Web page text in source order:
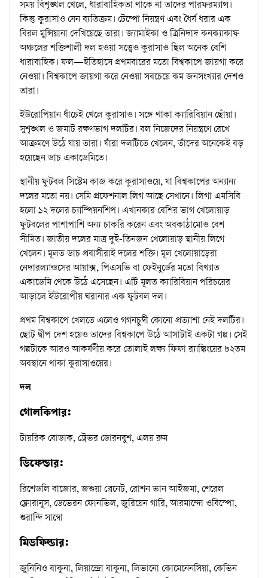
সময় বিশৃঙ্খল খেলে, ধারাবাহিকতা থাকে না তাদের পারফরম্যান্স।
কিন্তু কুরাসাও যেন ব্যতিক্রম। টেম্পো নিয়ন্ত্রণ এবং ধৈর্য ধরার এক
বিরল মুন্সিয়ানা দেখিয়েছে তারা। জ্যামাইকা ও ত্রিনিদাদ কনক্যাকাফ
অঞ্চলের শক্তিশালী দল হওয়া সত্ত্বেও কুরাসাও ছিল অনেক বেশি
ধারাবাহিক। ফল—ইতিহাসে প্রথমবারের মতো বিশ্বকাপে জায়গা করে
নেওয়া। বিশ্বকাপে জায়গা করে নেওয়া সবচেয়ে কম জনসংখ্যার দেশও
তারা।
ইউরোপিয়ান ধাঁচেই খেলে কুরাসাও। সঙ্গে থাকা ক্যারিবিয়ান ছোঁয়া।
সুশৃঙ্খল ও জমাট রক্ষণভাগ দলটির। বল নিজেদের নিয়ন্ত্রণে রেখে
আক্রমণে উঠে যায় তারা। যাঁরা দলটিতে খেলেন, তাঁদের অনেকেই বড়
হয়েছেন ডাচ একাডেমিতে।
স্থানীয় ফুটবল সিস্টেম কাজ করে কুরাসাওয়ে, যা বিশ্বকাপের অন্যান্য
দলের মতো নয়। সেমি প্রফেশনাল লিগ আছে সেখানে। লিগা এমসিবি
হলো ১২ দলের চ্যাম্পিয়নশিপ। এখানকার বেশির ভাগ খেলোয়াড়
ফুটবলের পাশাপাশি অন্য চাকরি করেন এবং অবকাঠামোও বেশ
সীমিত। জাতীয় দলের মাত্র দুই-তিনজন খেলোয়াড় স্থানীয় লিগে
খেলেন। মূলত ডাচ প্রবাসীরাই দলের শক্তি। মূল খেলোয়াড়েরা
নেদারল্যান্ডসের আয়াক্স, পিএসভি বা ফেইনুর্ডের মতো বিখ্যাত
একাডেমি থেকে উঠে এসেছেন। এটি মূলত ক্যারিবিয়ান পরিচয়ের
আড়ালে ইউরোপীয় ঘরানার এক ফুটবল দল।
প্রথম বিশ্বকাপে খেলতে এলেও গগনচুম্বী কোনো প্রত্যাশা নেই দলটির।
ছোট দ্বীপ দেশ হয়েও তাদের বিশ্বকাপে উঠে আসাটাই একটা গল্প। সেই
গল্পটাকে আরও আকর্ষণীয় করে তোলাই লক্ষ্য ফিফা র‍্যাঙ্কিংয়ের ৮২তম
অবস্থানে থাকা কুরাসাওয়ের।
দল
গোলকিপার:
টায়রিক বোডাক, ট্রেভর ডোরনবুশ, এলয় রুম
ডিফেন্ডার:
রিশেডলি বাজোর, জশুয়া ব্রেনেট, রোশন ভান আইজমা, শেরেল
ফ্লোরানুস, ডেভেরন ফোনভিল, জুরিয়েন গারি, আরমান্দো ওবিস্পো,
শুরান্দি সাম্বো
মিডফিল্ডার:
জুনিনিও বাকুনা, লিয়ান্দ্রো বাকুনা, লিভানো কোমেনেনসিয়া, কেভিন